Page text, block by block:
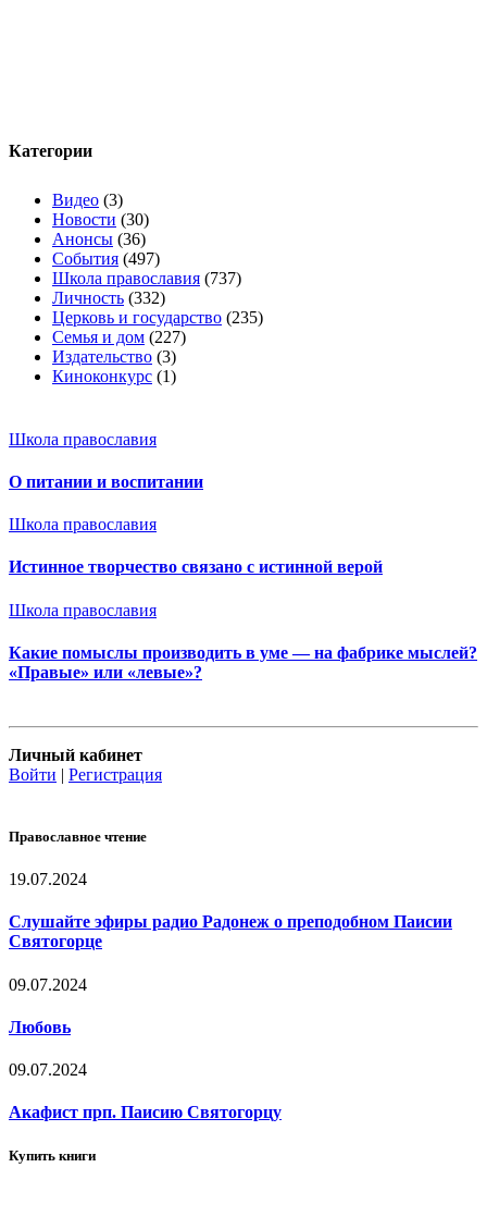
Категории
Видео (3)
Новости (30)
Анонсы (36)
События (497)
Школа православия (737)
Личность (332)
Церковь и государство (235)
Семья и дом (227)
Издательство (3)
Киноконкурс (1)
Школа православия
О питании и воспитании
Школа православия
Истинное творчество связано с истинной верой
Школа православия
Какие помыслы производить в уме — на фабрике мыслей?
«Правые» или «левые»?
Личный кабинет
Войти | Регистрация
Православное чтение
19.07.2024
Слушайте эфиры радио Радонеж о преподобном Паисии
Святогорце
09.07.2024
Любовь
09.07.2024
Акафист прп. Паисию Святогорцу
Купить книги